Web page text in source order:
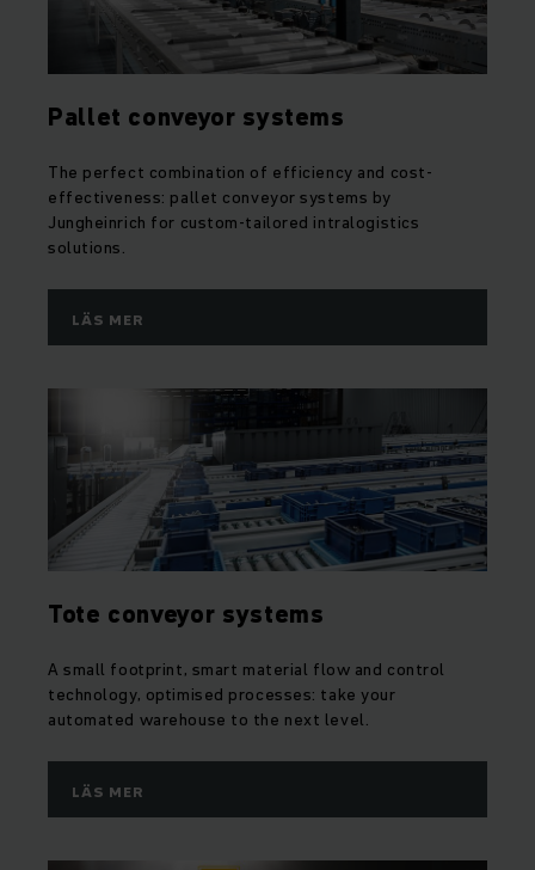
Pallet conveyor systems
The perfect combination of efficiency and cost-
effectiveness: pallet conveyor systems by
Jungheinrich for custom-tailored intralogistics
solutions.
LÄS MER
Tote conveyor systems
A small footprint, smart material flow and control
technology, optimised processes: take your
automated warehouse to the next level.
LÄS MER